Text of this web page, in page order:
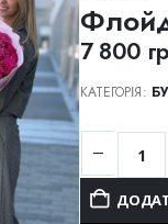
7 800
КАТЕГОРІЯ: